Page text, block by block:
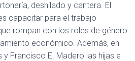
deshilado y cantera. El
capacitar para el trabajo
rompan con los roles de género
económico. Además, en
y Francisco E. Madero las hijas e